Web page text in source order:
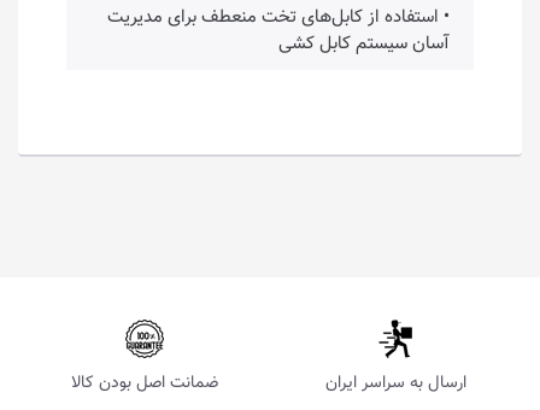
• استفاده از کابل‌های تخت منعطف برای مدیریت
آسان سیستم کابل کشی
ارسال به سراسر ایران ضمانت اصل بودن کالا